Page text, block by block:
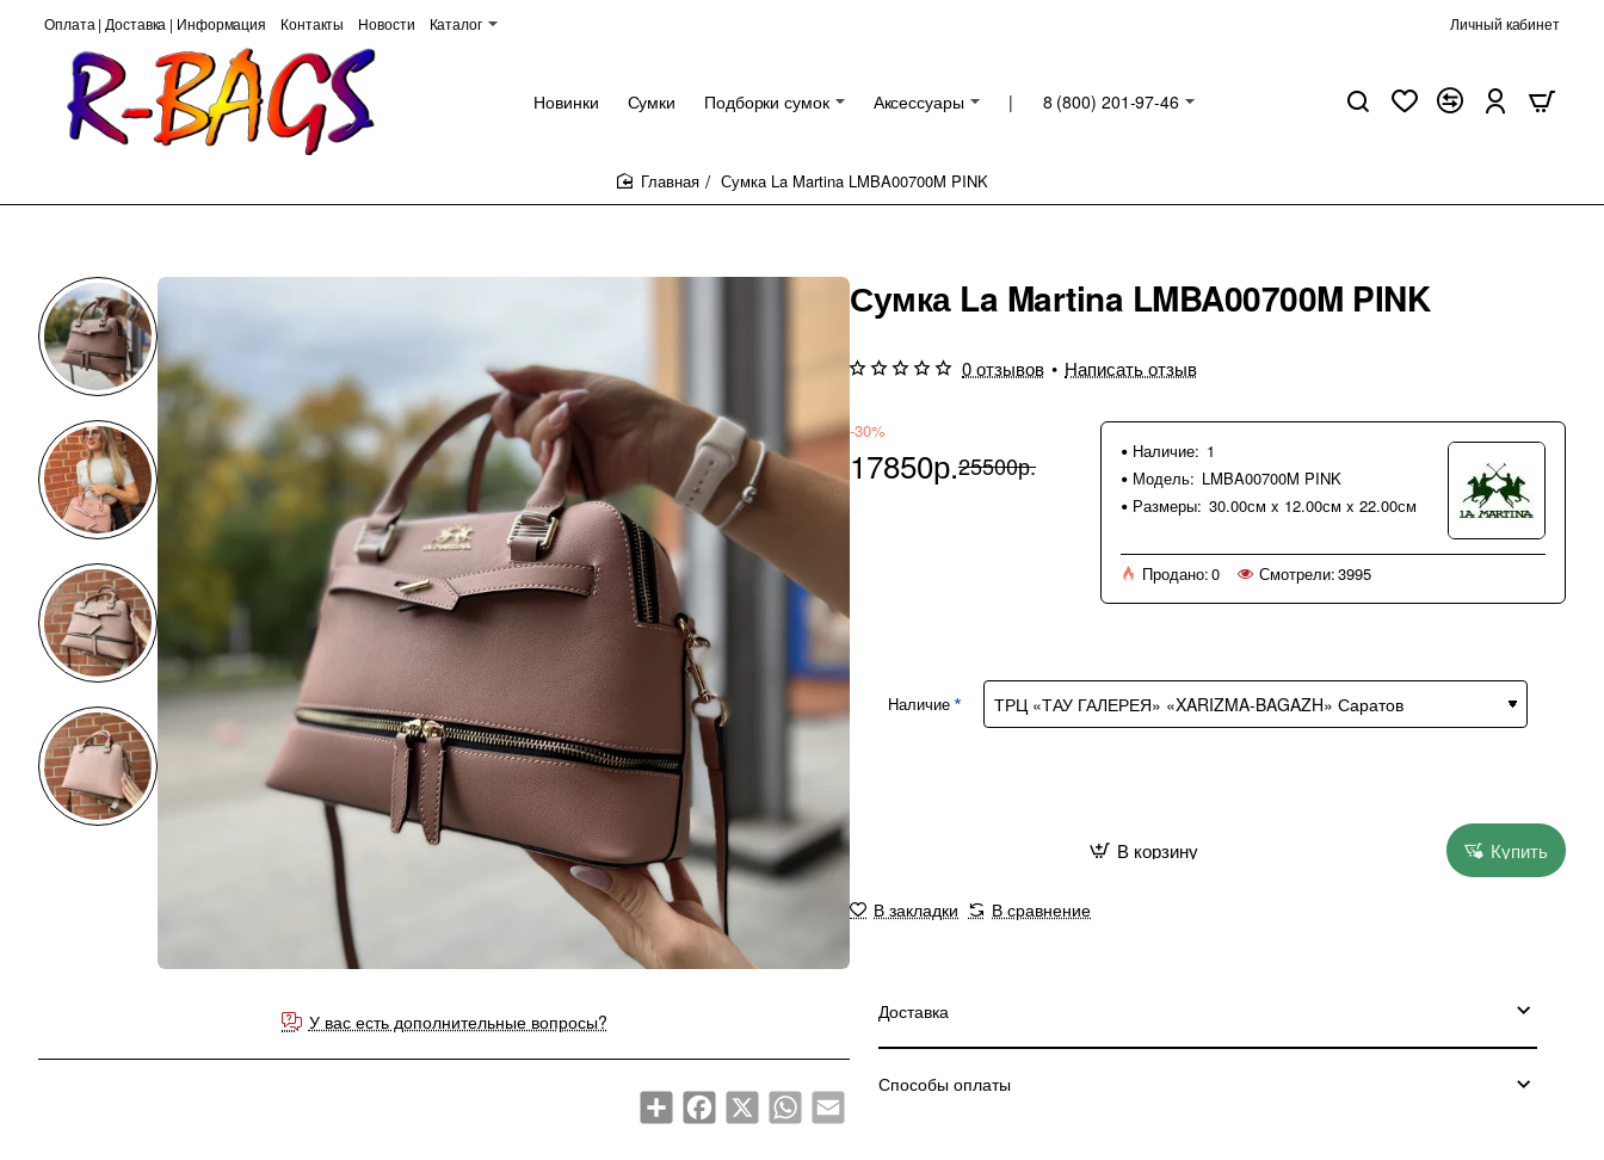
Оплата | Доставка | Информация Контакты Новости Каталог Личный кабинет
Новинки Сумки Подборки сумок Аксессуары | 8 (800) 201-97-46
Сумка La Martina LMBA00700M PINK
У вас есть дополнительные вопросы?
ShareFacebook
X WhatsAppEmail
Сумка La Martina LMBA00700M PINK
0 отзывов • Написать отзыв
-30%
17850р.25500р. Наличие: 1
Модель: LMBA00700M PINK
Размеры: 30.00см x 12.00см x 22.00см
Продано:0 Смотрели:3995
Наличие
В корзину Купить
В закладки В сравнение
Доставка
Способы оплаты